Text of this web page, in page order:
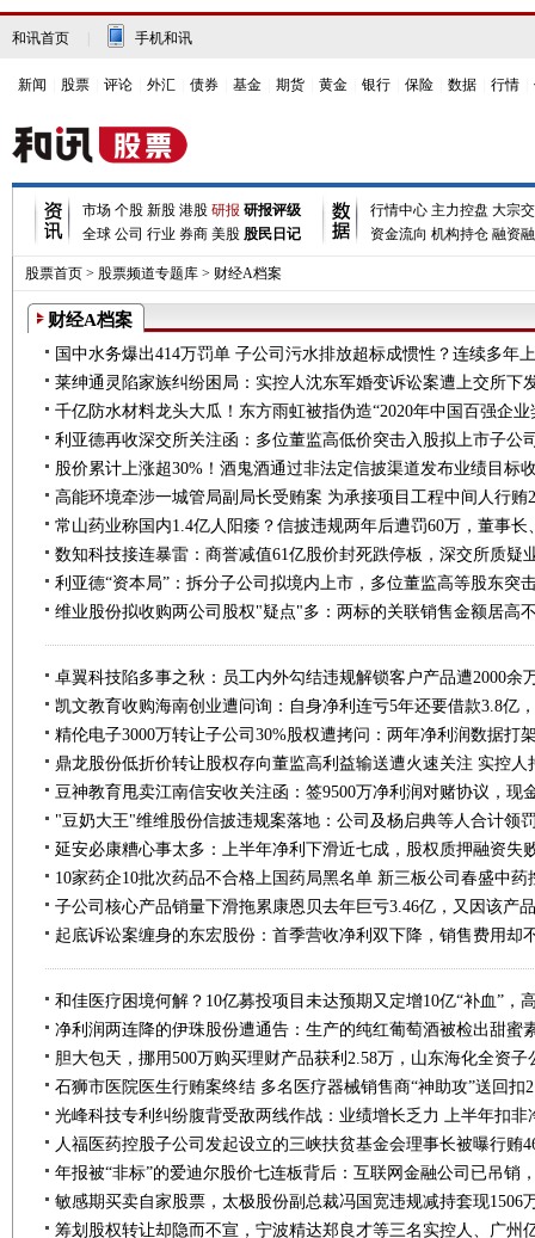
和讯首页 手机和讯
新闻 股票 评论 外汇 债券 基金 期货 黄金 银行 保险 数据 行情
市场 个股 新股 港股 研报 研报评级
全球 公司 行业 券商 美股 股民日记
行情中心 主力控盘 大宗
资金流向 机构持仓 融资
股票首页 > 股票频道专题库 > 财经A档案
财经A档案
千亿防水材料龙头大瓜！东方雨虹被指伪造“2020年中国百强企业
股价累计上涨超30%！酒鬼酒通过非法定信披渠道发布业绩目标
高能环境牵涉一城管局副局长受贿案 为承接项目工程中间人行贿
利亚德“资本局”：拆分子公司拟境内上市，多位董监高等股东突
"豆奶大王"维维股份信披违规案落地：公司及杨启典等人合计领
石狮市医院医生行贿案终结 多名医疗器械销售商“神助攻”送回扣
光峰科技专利纠纷腹背受敌两线作战：业绩增长乏力 上半年扣非
敏感期买卖自家股票，太极股份副总裁冯国宽违规减持套现1506